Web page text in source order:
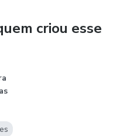
criou esse